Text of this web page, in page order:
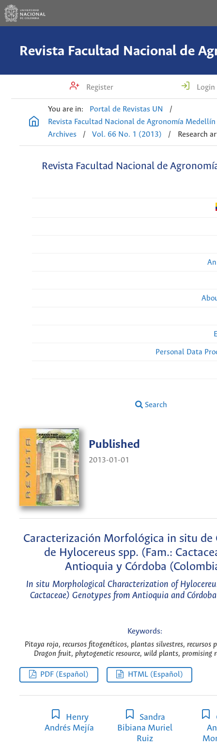
Register Login
You are in: Portal de Revistas UN
/
Revista Facultad Nacional de Agronomía Medellín
Archives
/ Vol. 66 No. 1 (2013) / Research
Revista Facultad Nacional de
Personal Data
Search
Published
2013-01-01
Caracterización Morfológica in situ de
de Hylocereus spp. (Fam.:
Antioquia y Córdoba
In situ Morphological Characterization of
Cactaceae) Genotypes from Antioquia and
Keywords:
Pitaya roja, recursos fitogenéticos, plantas silvestres, recursos
Dragon fruit, phytogenetic resource, wild plants, promising
PDF (Español) HTML (Español)
Henry
Andrés Mejía
Sandra
Bibiana Muriel
Ruiz